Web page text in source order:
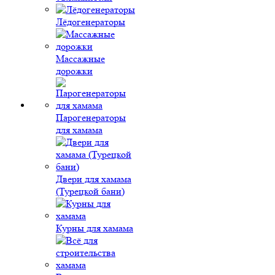
Лёдогенераторы
Массажные
дорожки
Парогенераторы
для хамама
Двери для хамама
(Турецкой бани)
Курны для хамама